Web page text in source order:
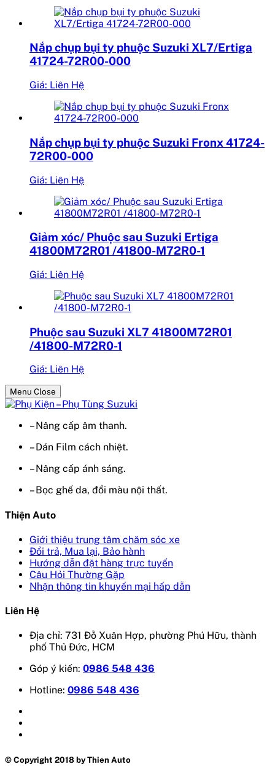
Nắp chụp bụi ty phuộc Suzuki XL7/Ertiga
41724-72R00-000
Giá: Liên Hệ
Nắp chụp bụi ty phuộc Suzuki Fronx 41724-
72R00-000
Giá: Liên Hệ
Giảm xóc/ Phuộc sau Suzuki Ertiga
41800M72R01 /41800-M72R0-1
Giá: Liên Hệ
Phuộc sau Suzuki XL7 41800M72R01
/41800-M72R0-1
Giá: Liên Hệ
Menu Close
– Nâng cấp âm thanh.
– Dán Film cách nhiệt.
– Nâng cấp ánh sáng.
– Bọc ghế da, đổi màu nội thất.
Thiện Auto
Giới thiệu trung tâm chăm sóc xe
Đổi trả, Mua lại, Bảo hành
Hướng dẫn đặt hàng trực tuyến
Câu Hỏi Thường Gặp
Nhận thông tin khuyến mại hấp dẫn
Liên Hệ
Địa chỉ: 731 Đỗ Xuân Hợp, phường Phú Hữu, thành
phố Thủ Đức, HCM
Góp ý kiến: 0986 548 436
Hotline: 0986 548 436
© Copyright 2018 by Thien Auto